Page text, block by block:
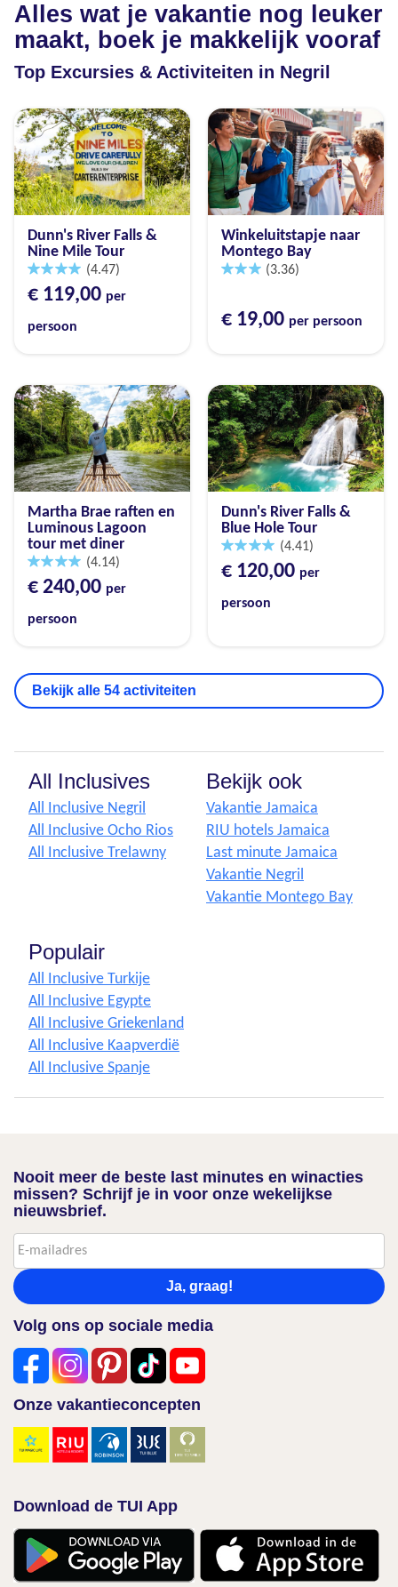
Alles wat je vakantie nog leuker
maakt, boek je makkelijk vooraf
Top Excursies & Activiteiten in Negril
Dunn's River Falls &
Nine Mile Tour
(4.47)
€ 119,00 per
persoon
Winkeluitstapje naar
Montego Bay
(3.36)
€ 19,00 per persoon
Martha Brae raften en
Luminous Lagoon
tour met diner
(4.14)
€ 240,00 per
persoon
Dunn's River Falls &
Blue Hole Tour
(4.41)
€ 120,00 per
persoon
Bekijk alle 54 activiteiten
All Inclusives
All Inclusive Negril
All Inclusive Ocho Rios
All Inclusive Trelawny
Bekijk ook
Vakantie Jamaica
RIU hotels Jamaica
Last minute Jamaica
Vakantie Negril
Vakantie Montego Bay
Populair
All Inclusive Turkije
All Inclusive Egypte
All Inclusive Griekenland
All Inclusive Kaapverdië
All Inclusive Spanje
Nooit meer de beste last minutes en winacties
missen? Schrijf je in voor onze wekelijkse
nieuwsbrief.
Ja, graag!
Volg ons op sociale media
Onze vakantieconcepten
Download de TUI App